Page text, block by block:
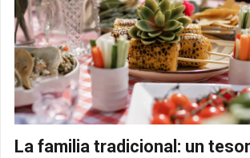
La familia tradicional: un